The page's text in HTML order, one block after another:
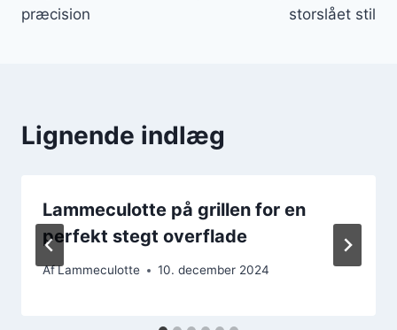
præcision
storslået stil
Lignende indlæg
Lammeculotte på grillen for en
perfekt stegt overflade
AfLammeculotte 10. december 2024